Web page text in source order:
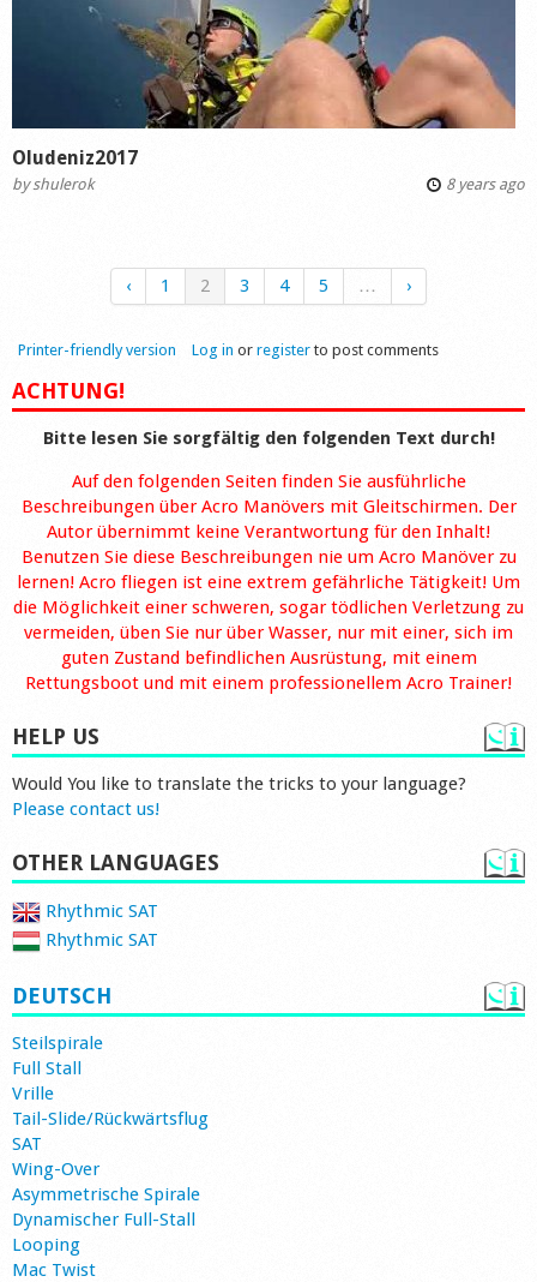
Oludeniz2017
byshulerok 8 years ago
‹ 1 2 3 4 5 … ›
Printer-friendly version Log in or register to post comments
ACHTUNG!
Bitte lesen Sie sorgfältig den folgenden Text durch!
Auf den folgenden Seiten finden Sie ausführliche
Beschreibungen über Acro Manövers mit Gleitschirmen. Der
Autor übernimmt keine Verantwortung für den Inhalt!
Benutzen Sie diese Beschreibungen nie um Acro Manöver zu
lernen! Acro fliegen ist eine extrem gefährliche Tätigkeit! Um
die Möglichkeit einer schweren, sogar tödlichen Verletzung zu
vermeiden, üben Sie nur über Wasser, nur mit einer, sich im
guten Zustand befindlichen Ausrüstung, mit einem
Rettungsboot und mit einem professionellem Acro Trainer!
HELP US
Would You like to translate the tricks to your language?
Please contact us!
OTHER LANGUAGES
Rhythmic SAT
Rhythmic SAT
DEUTSCH
Steilspirale
Full Stall
Vrille
Tail-Slide/Rückwärtsflug
SAT
Wing-Over
Asymmetrische Spirale
Dynamischer Full-Stall
Looping
Mac Twist